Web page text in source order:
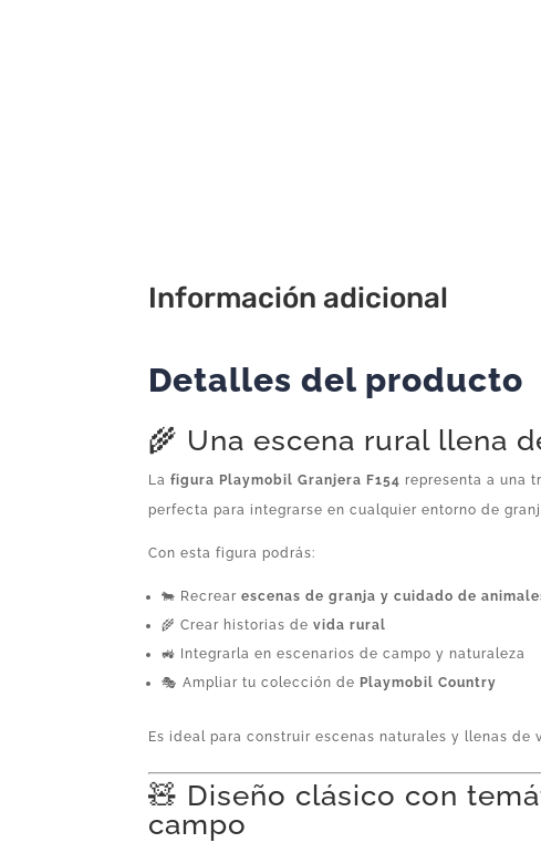
Información adicional
Detalles del producto
🌾 Una escena rural llena
Lafigura Playmobil Granjera F154 representa a una
perfecta para integrarse en cualquier entorno de
Con esta figura podrás:
🐄 Recrearescenas de granja y cuidado de
🌾 Crear historias devida rural
🚜 Integrarla en escenarios de campo y naturaleza
🎭 Ampliar tu colección de Playmobil Country
Es ideal para construir escenas naturales y llenas de
🧸 Diseño clásico con
campo